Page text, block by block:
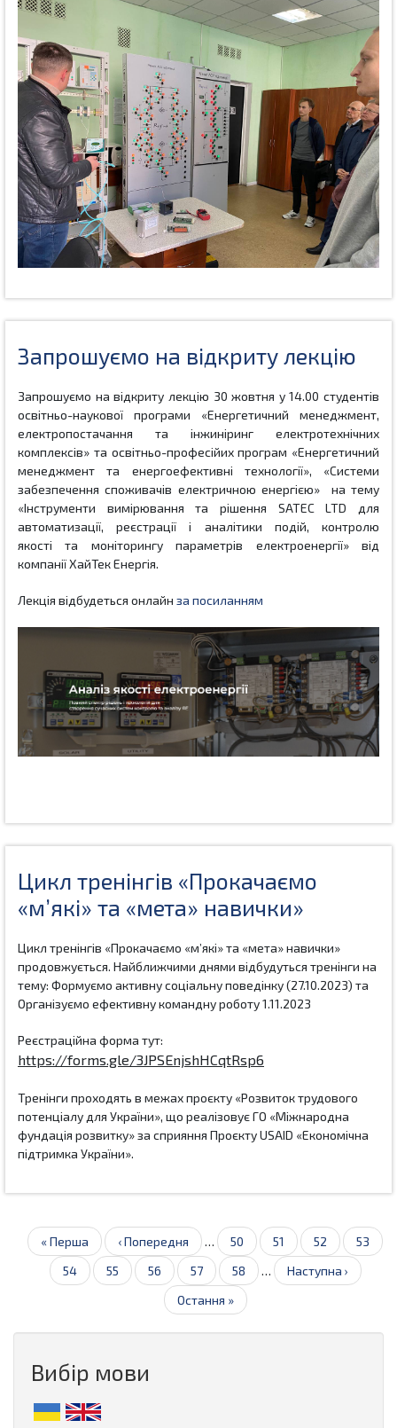
Запрошуємо на відкриту лекцію
Запрошуємо на відкриту лекцію 30 жовтня у 14.00 студентів
освітньо-наукової програми «Енергетичний менеджмент,
електропостачання та інжиніринг електротехнічних
комплексів» та освітньо-професійих програм «Енергетичний
менеджмент та енергоефективні технології», «Системи
забезпечення споживачів електричною енергією»
на тему
«Інструменти вимірювання та рішення SATEC LTD для
автоматизації, реєстрації і аналітики подій,
контролю
якості
та моніторингу параметрів електроенергії» від
компанії ХайТек Енергія.
Лекція відбудеться онлайн за посиланням
Цикл тренінгів «Прокачаємо
«м’які» та «мета» навички»
Цикл тренінгів «Прокачаємо «м’які» та «мета» навички»
продовжується. Найближчими днями відбудуться тренінги на
тему: Формуємо активну соціальну поведінку (27.10.2023) та
Організуємо ефективну командну роботу 1.11.2023
https://forms.gle/3JPSEnjshHCqtRsp6
Тренінги проходять в межах проєкту «Розвиток трудового
потенціалу для України», що реалізовує ГО «Міжнародна
фундація розвитку» за сприяння Проєкту USAID «Економічна
підтримка України».
Розбивка
на
сторінки
Перша
сторінка
« Перша
Попередня
сторінка
‹ Попередня … Page
50 Page
51 Page
52 Page
53
Поточна
сторінка
54 Page
55 Page
56 Page
57 Page
58 …
Наступна
сторінка
Наступна ›
Остання
сторінка
Остання »
Вибір мови